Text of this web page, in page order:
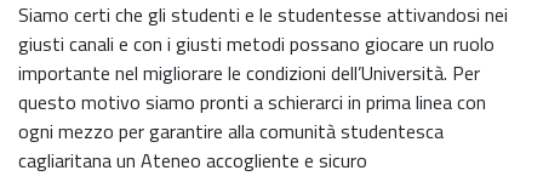
Siamo certi che gli studenti e le studentesse attivandosi nei
giusti canali e con i giusti metodi possano giocare un ruolo
importante nel migliorare le condizioni dell’Università. Per
questo motivo siamo pronti a schierarci in prima linea con
ogni mezzo per garantire alla comunità studentesca
cagliaritana un Ateneo accogliente e sicuro